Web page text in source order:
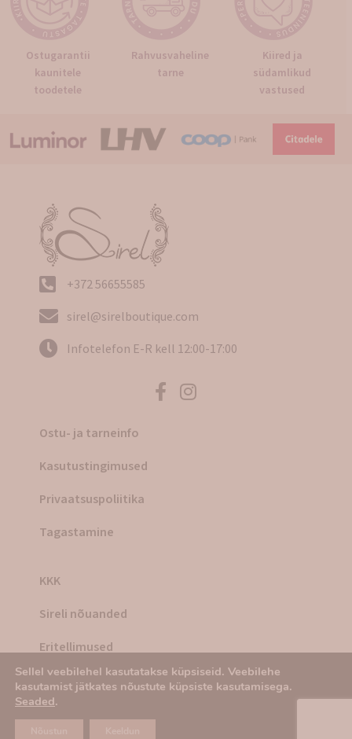
Ostugarantii
kaunitele
toodetele
Rahvusvaheline
tarne
Kiired ja
südamlikud
vastused
+372 56655585
sirel@sirelboutique.com
Infotelefon E-R kell 12:00-17:00
Ostu- ja tarneinfo
Kasutustingimused
Privaatsuspoliitika
Tagastamine
KKK
Sireli nõuanded
Eritellimused
Õnnelikud kliendid Sireli toodetega
Sellel veebilehel kasutatakse küpsiseid. Veebilehe
kasutamist jätkates nõustute küpsiste kasutamisega.
Seaded.